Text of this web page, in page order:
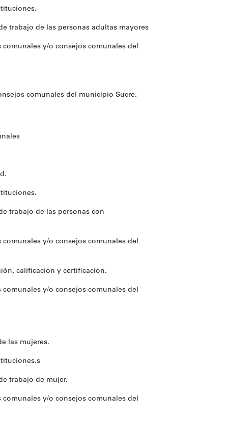
trabajo de las personas adultas mayores
y/o consejos comunales del
comunales del municipio Sucre.
trabajo de las personas con
y/o consejos comunales del
calificación y certificación.
y/o consejos comunales del
las mujeres.
trabajo de mujer.
y/o consejos comunales del